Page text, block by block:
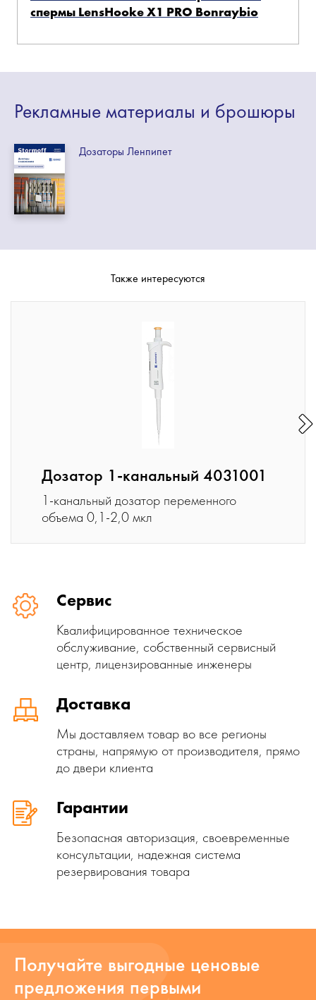
спермы LensHooke X1 PRO Bonraybio
Рекламные материалы и брошюры
Дозаторы Ленпипет
Также интересуются
Дозатор 1-канальный 4031001
1-канальный дозатор переменного
объема 0,1-2,0 мкл
Сервис
Квалифицированное техническое
обслуживание, собственный сервисный
центр, лицензированные инженеры
Доставка
Мы доставляем товар во все регионы
страны, напрямую от производителя, прямо
до двери клиента
Гарантии
Безопасная авторизация, своевременные
консультации, надежная система
резервирования товара
Получайте выгодные ценовые
предложения первыми